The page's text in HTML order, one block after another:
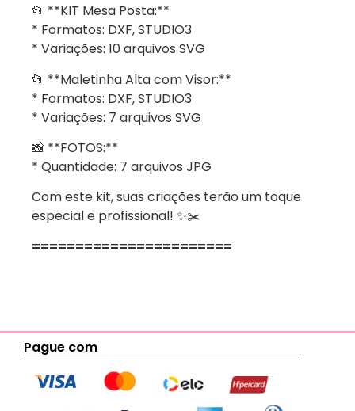
📂 **KIT Mesa Posta:**
* Formatos: DXF, STUDIO3
* Variações: 10 arquivos SVG
📂 **Maletinha Alta com Visor:**
* Formatos: DXF, STUDIO3
* Variações: 7 arquivos SVG
📸 **FOTOS:**
* Quantidade: 7 arquivos JPG
Com este kit, suas criações terão um toque
especial e profissional! ✨✂️
=======================
Pague com